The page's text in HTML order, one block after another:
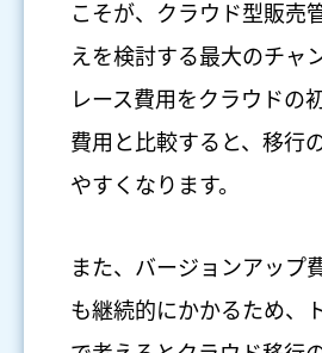
こそが、クラウド型販売
えを検討する最大のチャ
レース費用をクラウドの
費用と比較すると、移行
やすくなります。
また、バージョンアップ
も継続的にかかるため、